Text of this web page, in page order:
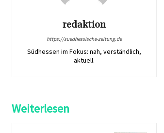
redaktion
https://suedhessische-zeitung.de
Südhessen im Fokus: nah, verständlich,
aktuell.
Weiterlesen